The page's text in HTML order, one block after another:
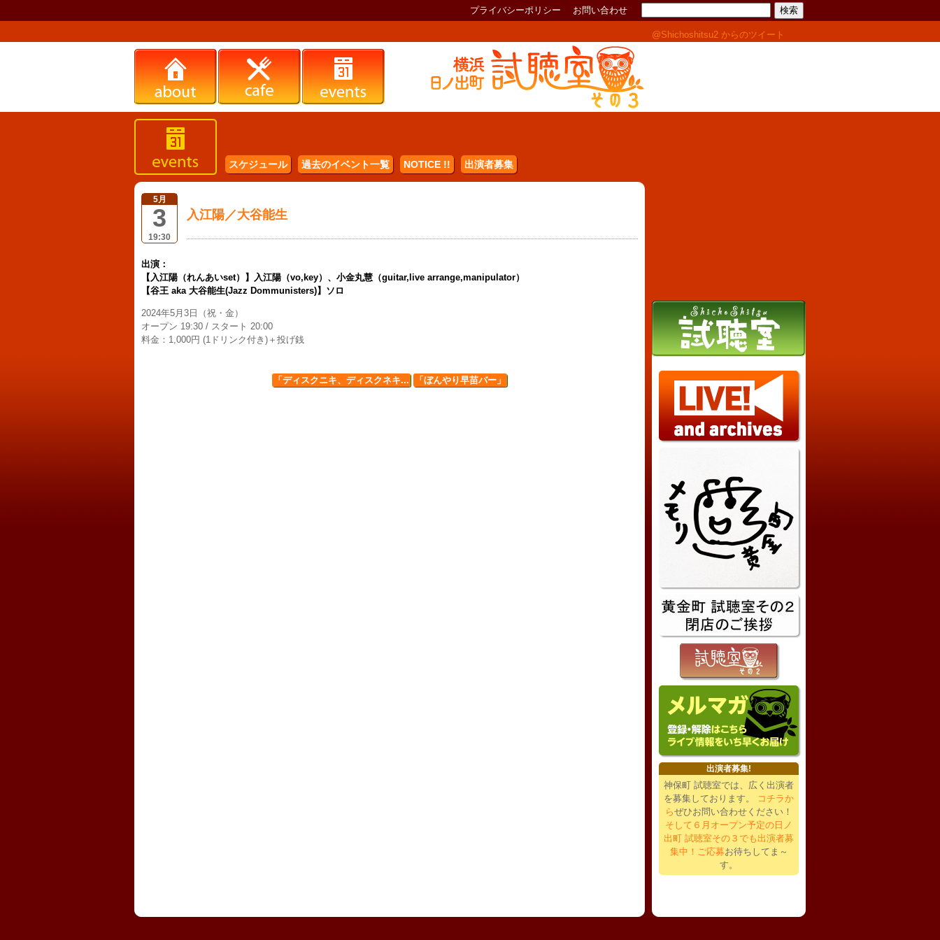
スケジュール 過去のイベント一覧 NOTICE !! 出演者募集
5月
3
19:30
入江陽／大谷能生
出演：
【入江陽（れんあいset）】入江陽（vo,key）、小金丸慧（guitar,live arrange,manipulator）
【谷王 aka 大谷能生(Jazz Dommunisters)】ソロ
2024年5月3日（祝・金）
オープン 19:30 / スタート 20:00
料金：1,000円 (1ドリンク付き)＋投げ銭
「ディスクニキ、ディスクネキ... 「ぼんやり早苗バー」
出演者募集!
神保町 試聴室では、広く出演者
を募集しております。
コチラか
らぜひお問い合わせください！
そして６月オープン予定の日ノ
出町 試聴室その３でも出演者募
集中！ご応募お待ちしてま～
す。
@Shichoshitsu2 からのツイート
プライバシーポリシー お問い合わせ